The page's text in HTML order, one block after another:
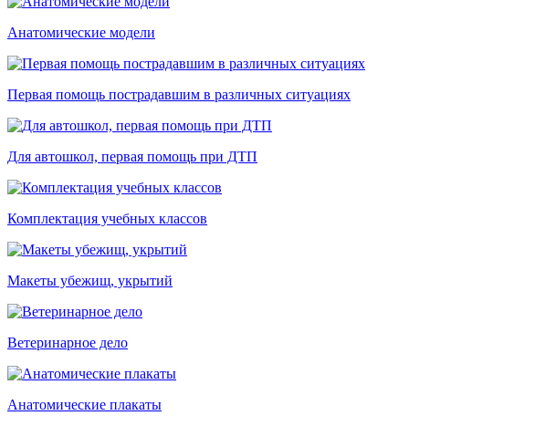
Анатомические модели
Первая помощь пострадавшим в различных ситуациях
Для автошкол, первая помощь при ДТП
Комплектация учебных классов
Макеты убежищ, укрытий
Ветеринарное дело
Анатомические плакаты